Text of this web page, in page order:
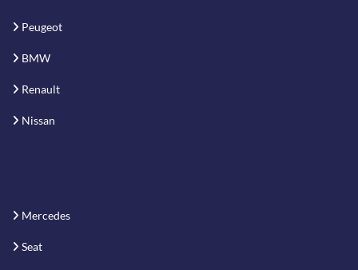
Peugeot
BMW
Renault
Nissan
Mercedes
Seat